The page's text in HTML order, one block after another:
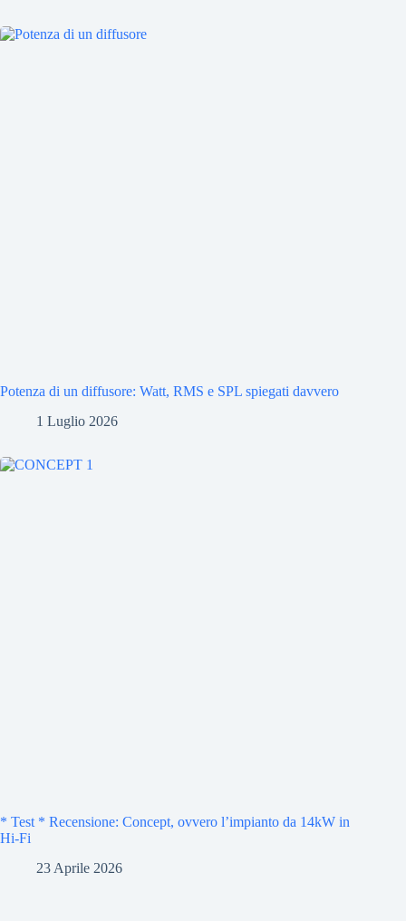
Potenza di un diffusore: Watt, RMS e SPL spiegati davvero
1 Luglio 2026
* Test * Recensione: Concept, ovvero l’impianto da 14kW in
Hi-Fi
23 Aprile 2026